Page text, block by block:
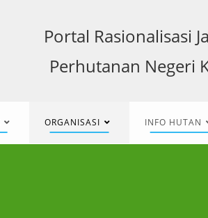
Portal Rasionalisasi
Perhutanan Negeri
ORGANISASI INFO HUTAN